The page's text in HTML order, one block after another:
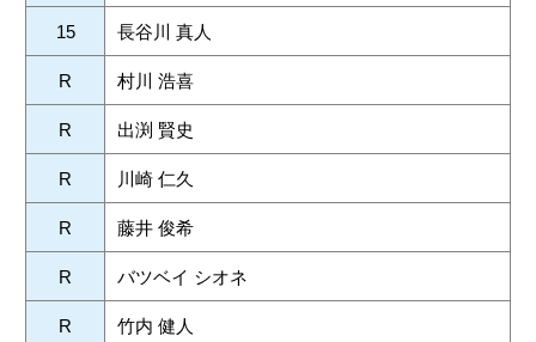
15 長谷川 真人
R 村川 浩喜
R 出渕 賢史
R 川崎 仁久
R 藤井 俊希
R バツベイ シオネ
R 竹内 健人